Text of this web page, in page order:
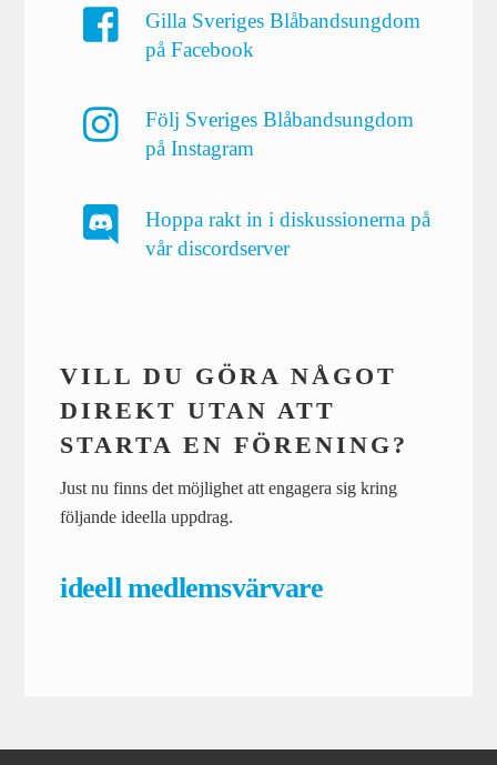
Gilla Sveriges Blåbandsungdom
på Facebook
Följ Sveriges Blåbandsungdom
på Instagram
Hoppa rakt in i diskussionerna på
vår discordserver
VILL DU GÖRA NÅGOT
DIREKT UTAN ATT
STARTA EN FÖRENING?
Just nu finns det möjlighet att engagera sig kring
följande ideella uppdrag.
ideell medlemsvärvare